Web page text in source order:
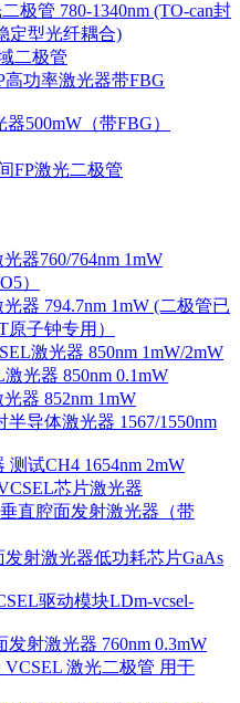
极管 780-1340nm (TO-can封
定型光纤耦合)
二极管
高功率激光器带FBG
500mW（带FBG）
FP激光二极管
器760/764nm 1mW
）
器 794.7nm 1mW (二极管已
子钟专用）
激光器 850nm 1mW/2mW
光器 850nm 0.1mW
器 852nm 1mW
导体激光器 1567/1550nm
试CH4 1654nm 2mW
芯片激光器
直腔面发射激光器（带
射激光器低功耗芯片GaAs
驱动模块LDm-vcsel-
射激光器 760nm 0.3mW
VCSEL 激光二极管 用于